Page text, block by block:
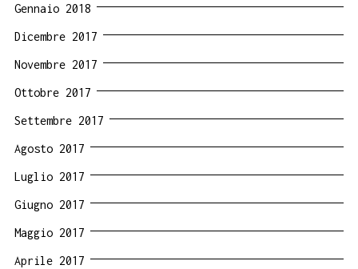
Gennaio 2018
Dicembre 2017
Novembre 2017
Ottobre 2017
Settembre 2017
Agosto 2017
Luglio 2017
Giugno 2017
Maggio 2017
Aprile 2017